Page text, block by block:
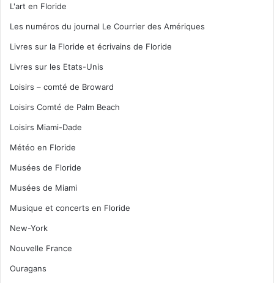
L'art en Floride
Les numéros du journal Le Courrier des Amériques
Livres sur la Floride et écrivains de Floride
Livres sur les Etats-Unis
Loisirs – comté de Broward
Loisirs Comté de Palm Beach
Loisirs Miami-Dade
Météo en Floride
Musées de Floride
Musées de Miami
Musique et concerts en Floride
New-York
Nouvelle France
Ouragans